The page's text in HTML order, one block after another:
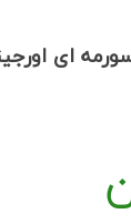
ای